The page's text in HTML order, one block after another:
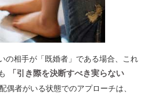
の相手が「既婚者」である場合、これ
「引き際を決断すべき実らない
偶者がいる状態でのアプローチは、